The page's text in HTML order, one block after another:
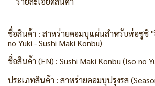
ชื่อสินค้า : สาหร่ายคอมบุแผ่นสำหรับห่อซูชิ "
no Yuki - Sushi Maki Konbu)
ชื่อสินค้า (EN) : Sushi Maki Konbu (Iso no
ประเภทสินค้า : สาหร่ายคอมบุปรุงรส